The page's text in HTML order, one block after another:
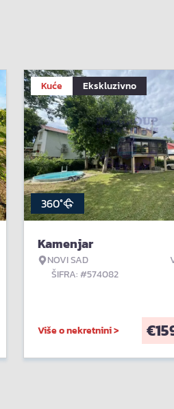
Kuće Ekskluzivno
360°
Kamenjar
NOVI SAD
ŠIFRA: #574082
Više o nekretnini > €